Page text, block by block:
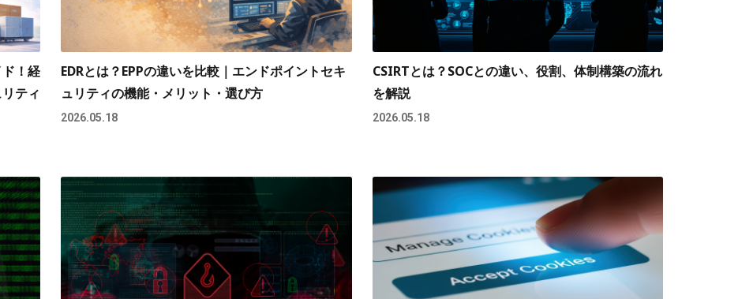
！経
ティ
EDRとは？EPPの違いを比較｜エンドポイントセキ
ュリティの機能・メリット・選び方
2026.05.18
CSIRTとは？SOCとの違い、役割、体制構築の流れ
を解説
2026.05.18